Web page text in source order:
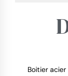
Boitier